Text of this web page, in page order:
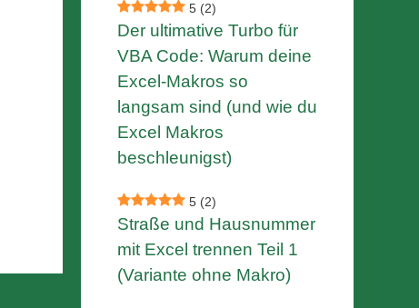
5 (2)
Der ultimative Turbo für
VBA Code: Warum deine
Excel-Makros so
langsam sind (und wie du
Excel Makros
beschleunigst)
5 (2)
Straße und Hausnummer
mit Excel trennen Teil 1
(Variante ohne Makro)